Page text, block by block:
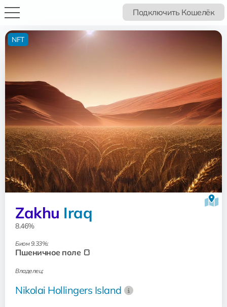
Подключить Кошелёк
Zakhu Iraq
8.46%
Биом 9.33%:
Пшеничное поле 🍞
Владелец:
Nikolai Hollingers Island
NFT